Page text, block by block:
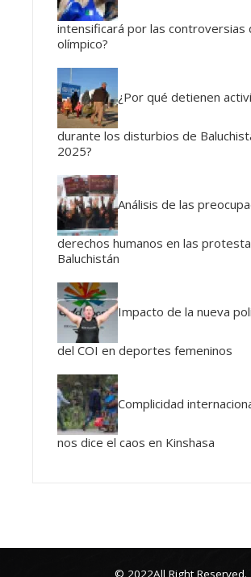
intensificará por las controversias
olímpico?
¿Por qué detienen
durante los disturbios de
2025?
Análisis de las
derechos humanos en las
Baluchistán
Impacto de la nueva
del COI en deportes femeninos
Complicidad
nos dice el caos en Kinshasa
© 2022All Right Reserved.